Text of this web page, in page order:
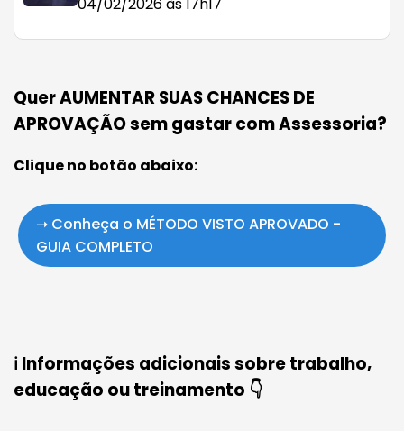
Quer AUMENTAR SUAS CHANCES DE
APROVAÇÃO sem gastar com Assessoria?
Clique no botão abaixo:
➝ Conheça o MÉTODO VISTO APROVADO -
GUIA COMPLETO
ℹ️ Informações adicionais sobre trabalho,
educação ou treinamento 👇